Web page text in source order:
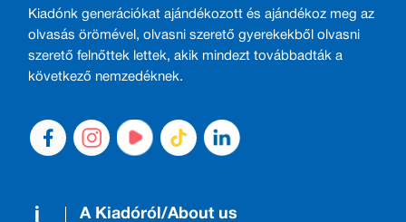
Kiadónk generációkat ajándékozott és ajándékoz meg az
olvasás örömével, olvasni szerető gyerekekből olvasni
szerető felnőttek lettek, akik mindezt továbbadták a
következő nemzedéknek.
A Kiadóról/About us